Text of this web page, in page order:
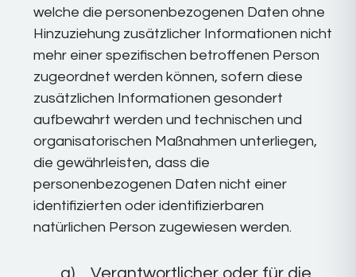
welche die personenbezogenen Daten ohne
Hinzuziehung zusätzlicher Informationen nicht
mehr einer spezifischen betroffenen Person
zugeordnet werden können, sofern diese
zusätzlichen Informationen gesondert
aufbewahrt werden und technischen und
organisatorischen Maßnahmen unterliegen,
die gewährleisten, dass die
personenbezogenen Daten nicht einer
identifizierten oder identifizierbaren
natürlichen Person zugewiesen werden.
g) Verantwortlicher oder für die